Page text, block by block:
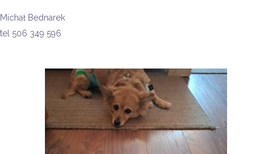
Michał Bednarek
tel 506 349 596